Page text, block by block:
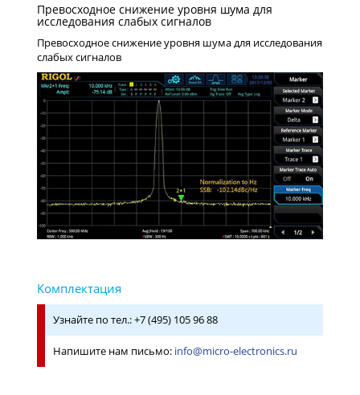
Превосходное снижение уровня шума для
исследования слабых сигналов
Превосходное снижение уровня шума для исследования
слабых сигналов
Узнайте по тел.: +7 (495) 105 96 88
Напишите нам письмо: info@micro-electronics.ru